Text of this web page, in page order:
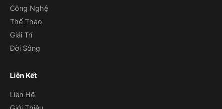
Công Nghệ
Thể Thao
Giải Trí
Đời Sống
Liên Kết
Liên Hệ